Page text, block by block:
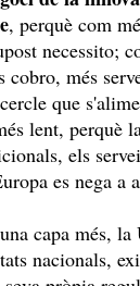
, perquè com
necessito;
més
que
lent, perquè
els
es nega a
capa més,
nacionals,